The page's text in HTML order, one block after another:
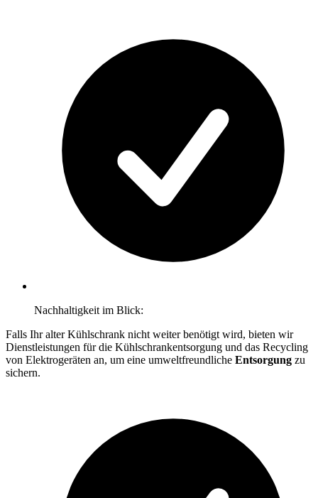
Nachhaltigkeit im Blick:
Falls Ihr alter Kühlschrank nicht weiter benötigt wird, bieten wir
Dienstleistungen für die Kühlschrankentsorgung und das Recycling
von Elektrogeräten an, um eine umweltfreundliche Entsorgung zu
sichern.